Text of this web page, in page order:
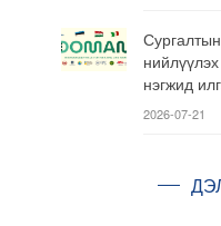
нэгжид
2026-07-21